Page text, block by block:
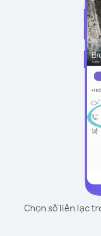
Chọn số liên lạc